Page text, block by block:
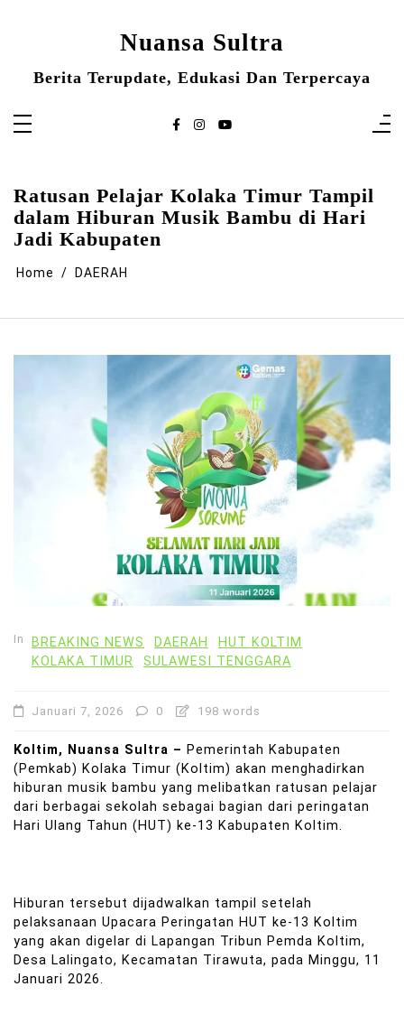
Nuansa Sultra
Berita Terupdate, Edukasi Dan Terpercaya
Ratusan Pelajar Kolaka Timur Tampil
dalam Hiburan Musik Bambu di Hari
Jadi Kabupaten
Home DAERAH
In BREAKING NEWS DAERAH
HUT KOLTIM
KOLAKA TIMUR
SULAWESI TENGGARA
Januari 7, 2026 0 198 words
Koltim, Nuansa Sultra – Pemerintah Kabupaten
(Pemkab) Kolaka Timur (Koltim) akan menghadirkan
hiburan musik bambu yang melibatkan ratusan pelajar
dari berbagai sekolah sebagai bagian dari peringatan
Hari Ulang Tahun (HUT) ke-13 Kabupaten Koltim.
Hiburan tersebut dijadwalkan tampil setelah
pelaksanaan Upacara Peringatan HUT ke-13 Koltim
yang akan digelar di Lapangan Tribun Pemda Koltim,
Desa Lalingato, Kecamatan Tirawuta, pada Minggu, 11
Januari 2026.